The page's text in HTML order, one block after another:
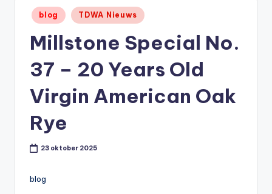
or
Geplaatst
in
blog TDWA Nieuws
Millstone Special No.
37 – 20 Years Old
Virgin American Oak
Rye
23 oktober 2025
blog